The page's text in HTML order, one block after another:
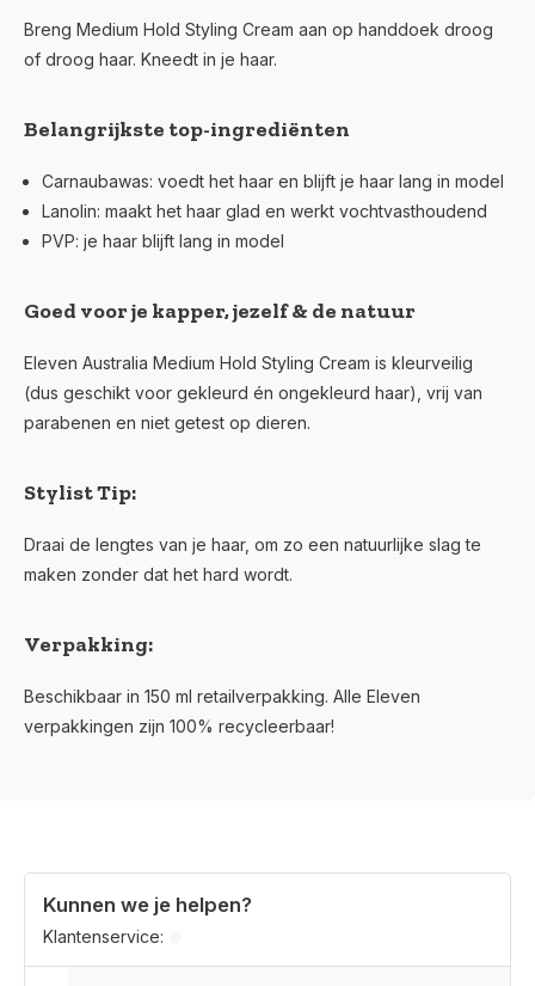
Breng Medium Hold Styling Cream aan op handdoek droog
of droog haar. Kneedt in je haar.
Belangrijkste top-ingrediënten
Carnaubawas: voedt het haar en blijft je haar lang in model
Lanolin: maakt het haar glad en werkt vochtvasthoudend
PVP: je haar blijft lang in model
Goed voor je kapper, jezelf & de natuur
Eleven Australia Medium Hold Styling Cream is kleurveilig
(dus geschikt voor gekleurd én ongekleurd haar), vrij van
parabenen en niet getest op dieren.
Stylist Tip:
Draai de lengtes van je haar, om zo een natuurlijke slag te
maken zonder dat het hard wordt.
Verpakking:
Beschikbaar in 150 ml retailverpakking. Alle Eleven
verpakkingen zijn 100% recycleerbaar!
Kunnen we je helpen?
Klantenservice: